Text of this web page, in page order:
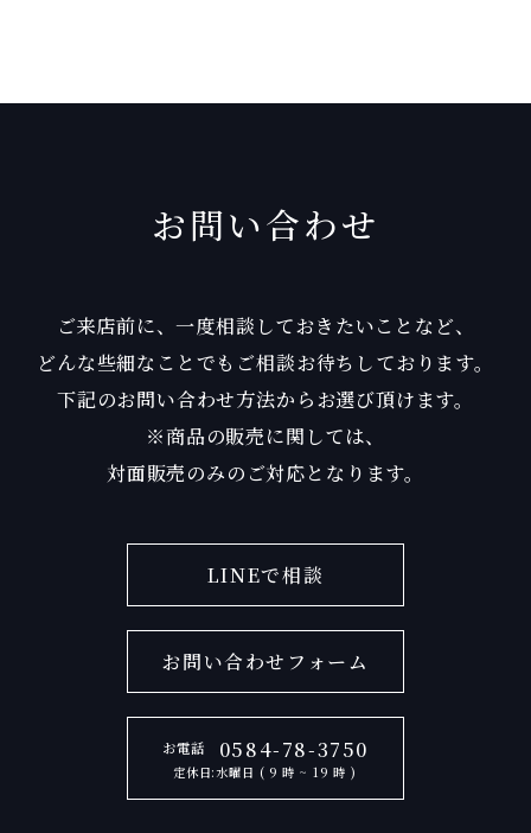
お問い合わせ
ご来店前に、一度相談しておきたいことなど、
どんな些細なことでもご相談お待ちしております。
下記のお問い合わせ方法からお選び頂けます。
※商品の販売に関しては、
対面販売のみのご対応となります。
LINEで相談
お問い合わせフォーム
お電話 0584-78-3750
定休日:水曜日 ( 9 時 ~ 19 時 )